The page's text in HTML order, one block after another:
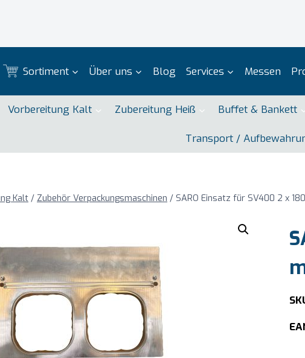
Sortiment Über uns Blog Services Messen
Vorbereitung Kalt Zubereitung Heiß Buffet & Bankett
Transport /
Kalt / Zubehör Verpackungsmaschinen / SARO Einsatz für SV400 2 x